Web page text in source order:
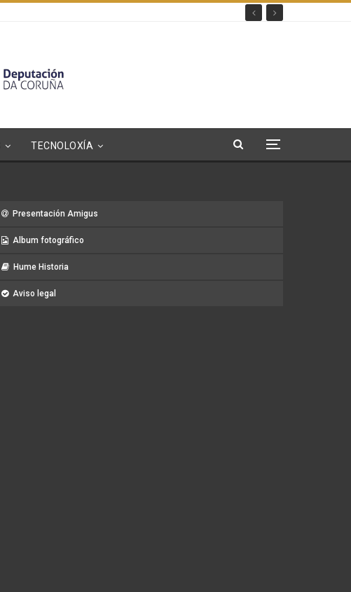
TECNOLOXÍA
Presentación Amigus
Album fotográfico
Hume Historia
Aviso legal